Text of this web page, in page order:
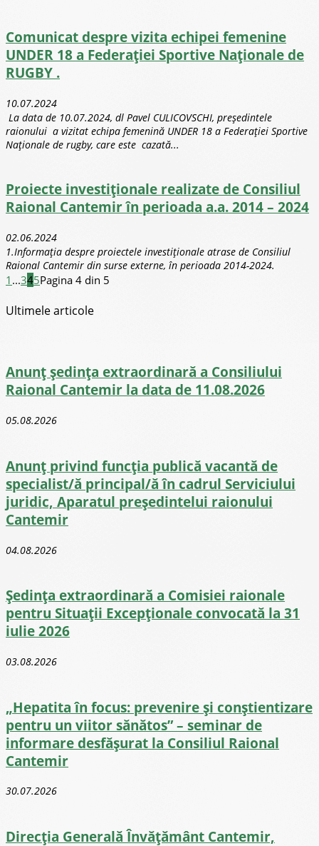
Comunicat despre vizita echipei femenine
UNDER 18 a Federației Sportive Naționale de
RUGBY .
10.07.2024
La data de 10.07.2024, dl Pavel CULICOVSCHI, președintele
raionului a vizitat echipa femenină UNDER 18 a Federației Sportive
Naționale de rugby, care este cazată...
Proiecte investiționale realizate de Consiliul
Raional Cantemir în perioada a.a. 2014 – 2024
02.06.2024
1.Informația despre proiectele investiționale atrase de Consiliul
Raional Cantemir din surse externe, în perioada 2014-2024.
1 ...345Pagina 4 din 5
Ultimele articole
Anunț ședința extraordinară a Consiliului
Raional Cantemir la data de 11.08.2026
05.08.2026
Anunț privind funcția publică vacantă de
specialist/ă principal/ă în cadrul Serviciului
juridic, Aparatul președintelui raionului
Cantemir
04.08.2026
Ședința extraordinară a Comisiei raionale
pentru Situații Excepționale convocată la 31
iulie 2026
03.08.2026
„Hepatita în focus: prevenire și conștientizare
pentru un viitor sănătos” – seminar de
informare desfășurat la Consiliul Raional
Cantemir
30.07.2026
Direcţia Generală Învăţământ Cantemir,